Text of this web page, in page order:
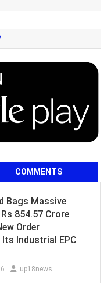
COMMENTS
Bags Massive
854.57 Crore
Order
Industrial EPC
up18news